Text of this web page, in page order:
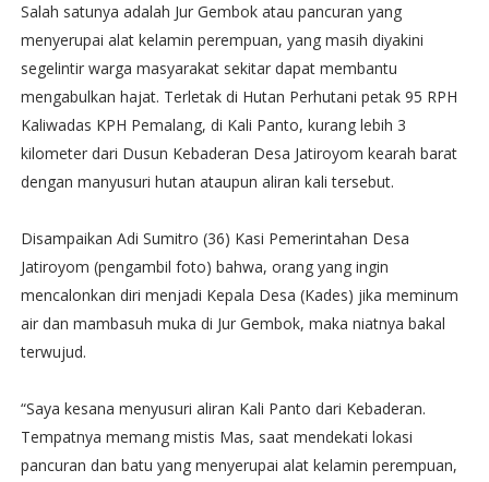
Salah satunya adalah Jur Gembok atau pancuran yang
menyerupai alat kelamin perempuan, yang masih diyakini
segelintir warga masyarakat sekitar dapat membantu
mengabulkan hajat. Terletak di Hutan Perhutani petak 95 RPH
Kaliwadas KPH Pemalang, di Kali Panto, kurang lebih 3
kilometer dari Dusun Kebaderan Desa Jatiroyom kearah barat
dengan manyusuri hutan ataupun aliran kali tersebut.
Disampaikan Adi Sumitro (36) Kasi Pemerintahan Desa
Jatiroyom (pengambil foto) bahwa, orang yang ingin
mencalonkan diri menjadi Kepala Desa (Kades) jika meminum
air dan mambasuh muka di Jur Gembok, maka niatnya bakal
terwujud.
“Saya kesana menyusuri aliran Kali Panto dari Kebaderan.
Tempatnya memang mistis Mas, saat mendekati lokasi
pancuran dan batu yang menyerupai alat kelamin perempuan,